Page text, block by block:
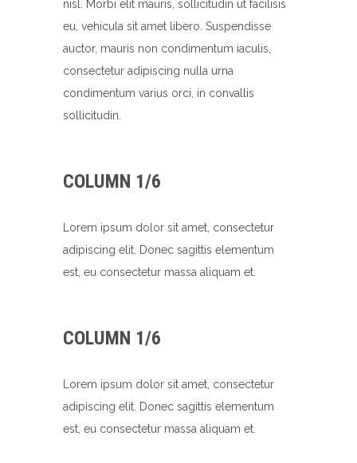
nisl. Morbi elit mauris, sollicitudin ut facilisis
eu, vehicula sit amet libero. Suspendisse
auctor, mauris non condimentum iaculis,
consectetur adipiscing nulla urna
condimentum varius orci, in convallis
sollicitudin.
COLUMN 1/6
Lorem ipsum dolor sit amet, consectetur
adipiscing elit. Donec sagittis elementum
est, eu consectetur massa aliquam et.
COLUMN 1/6
Lorem ipsum dolor sit amet, consectetur
adipiscing elit. Donec sagittis elementum
est, eu consectetur massa aliquam et.